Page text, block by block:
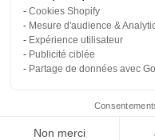
Cookies Shopify
Mesure d'audience &
Expérience utilisateur
Publicité ciblée
Partage de données avec
Non merci
Peinture
Saphyr
10+